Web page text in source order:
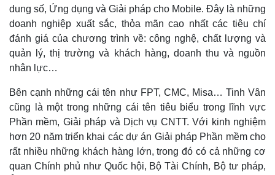
dung số, Ứng dụng và Giải pháp cho Mobile. Đây là những
doanh nghiệp xuất sắc, thỏa mãn cao nhất các tiêu chí
đánh giá của chương trình về: công nghệ, chất lượng và
quản lý, thị trường và khách hàng, doanh thu và nguồn
nhân lực…
Bên cạnh những cái tên như FPT, CMC, Misa… Tinh Vân
cũng là một trong những cái tên tiêu biểu trong lĩnh vực
Phần mềm, Giải pháp và Dịch vụ CNTT. Với kinh nghiệm
hơn 20 năm triển khai các dự án Giải pháp Phần mềm cho
rất nhiều những khách hàng lớn, trong đó có cả những cơ
quan Chính phủ như Quốc hội, Bộ Tài Chính, Bộ tư pháp,